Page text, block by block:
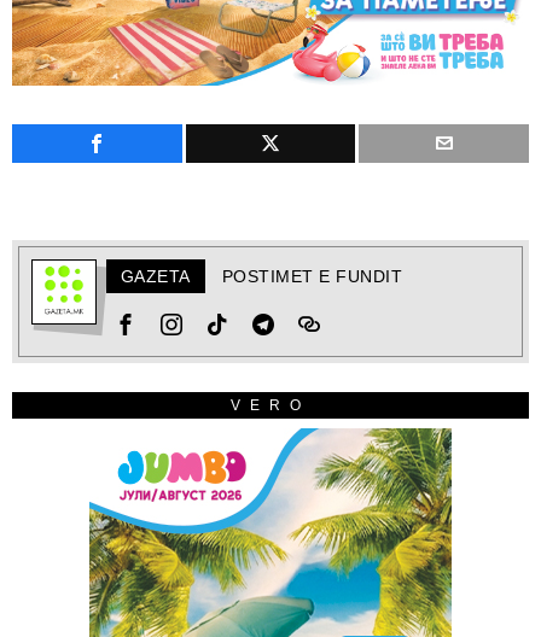
GAZETA POSTIMET E FUNDIT
VERO